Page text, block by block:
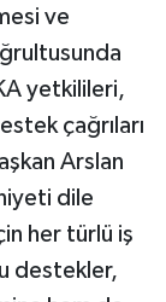
ve
yetkilileri,
çağrıları
Arslan
dile
her türlü iş
destekler,